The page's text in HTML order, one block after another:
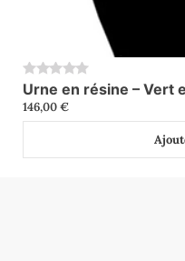
0Urne en résine – Vert
146,00€